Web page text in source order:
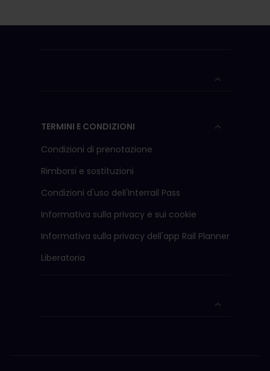
TERMINI E CONDIZIONI
Condizioni di prenotazione
Rimborsi e sostituzioni
Condizioni d'uso delI'Interrail Pass
Informativa sulla privacy e sui cookie
Informativa sulla privacy dell'app Rail Planner
Liberatoria